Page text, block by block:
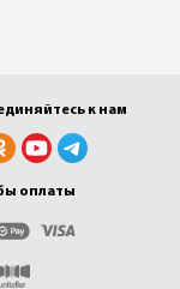
оплаты
к нам